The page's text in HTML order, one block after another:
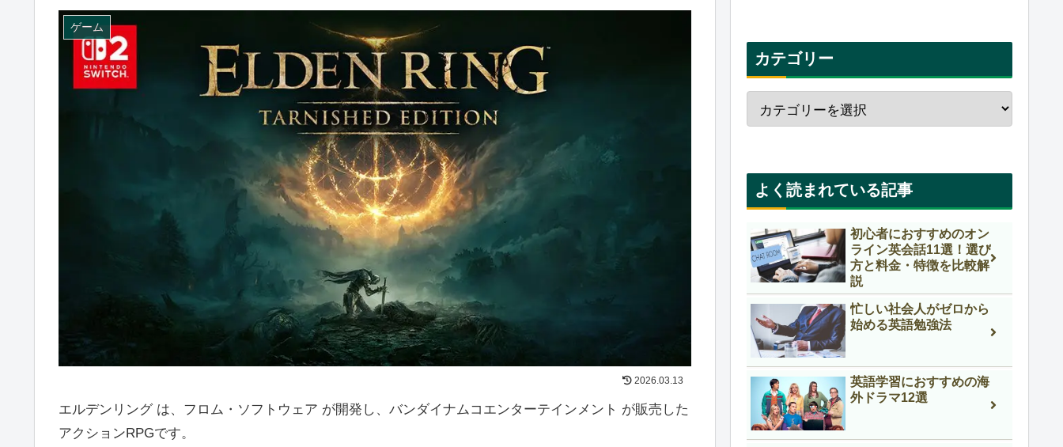
ゲーム
2026.03.13
エルデンリング は、フロム・ソフトウェア が開発し、バンダイナムコエンターテインメント が販売した
アクションRPGです。
カテゴリー
よく読まれている記事
初心者におすすめのオン
ライン英会話11選！選び
方と料金・特徴を比較解
説
忙しい社会人がゼロから
始める英語勉強法
英語学習におすすめの海
外ドラマ12選